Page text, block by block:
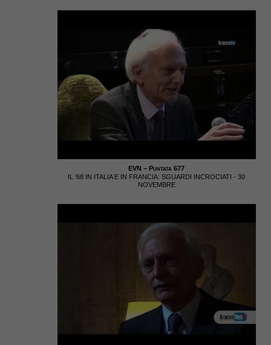
EVN – Puntata 677
IL ‘68 IN ITALIA E IN FRANCIA: SGUARDI INCROCIATI - 30
NOVEMBRE